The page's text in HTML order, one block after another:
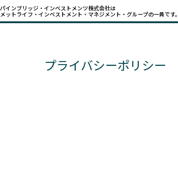
パインブリッジ・インベストメンツ株式会社は
メットライフ・インベストメント・マネジメント・グループの一員です。
プライバシーポリシー